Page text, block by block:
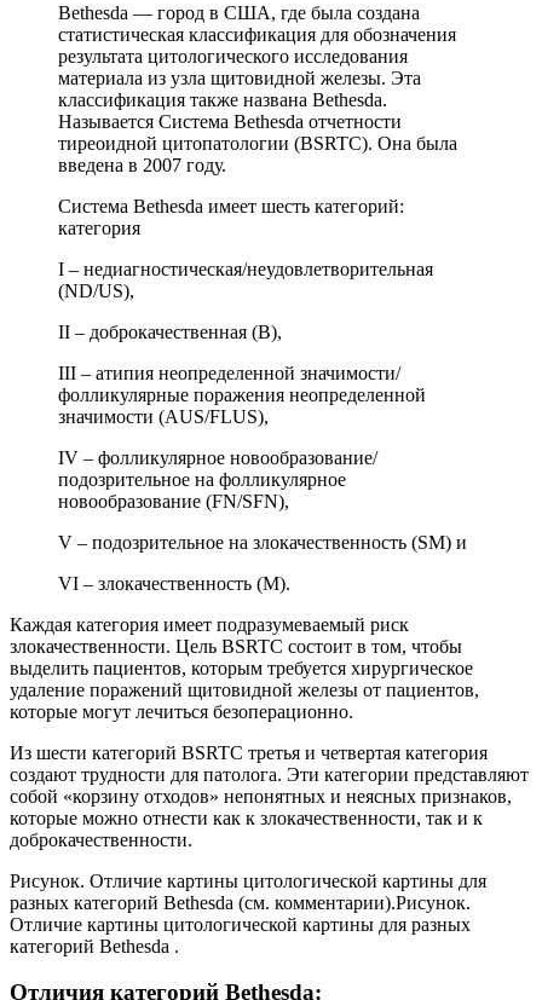
Bethesda — город в США, где была создана
статистическая классификация для обозначения
результата цитологического исследования
материала из узла щитовидной железы. Эта
классификация также названа Bethesda.
Называется Система Bethesda отчетности
тиреоидной цитопатологии (BSRTC). Она была
введена в 2007 году.
Система Bethesda имеет шесть категорий:
категория
I – недиагностическая/неудовлетворительная
(ND/US),
II – доброкачественная (B),
III – атипия неопределенной значимости/
фолликулярные поражения неопределенной
значимости (AUS/FLUS),
IV – фолликулярное новообразование/
подозрительное на фолликулярное
новообразование (FN/SFN),
V – подозрительное на злокачественность (SM) и
VI – злокачественность (M).
Каждая категория имеет подразумеваемый риск
злокачественности. Цель BSRTC состоит в том, чтобы
выделить пациентов, которым требуется хирургическое
удаление поражений щитовидной железы от пациентов,
которые могут лечиться безоперационно.
Из шести категорий BSRTC третья и четвертая категория
создают трудности для патолога. Эти категории представляют
собой «корзину отходов» непонятных и неясных признаков,
которые можно отнести как к злокачественности, так и к
доброкачественности.
Рисунок. Отличие картины цитологической картины для
разных категорий Bethesda (см. комментарии).Рисунок.
Отличие картины цитологической картины для разных
категорий Bethesda .
Отличия категорий Bethesda: